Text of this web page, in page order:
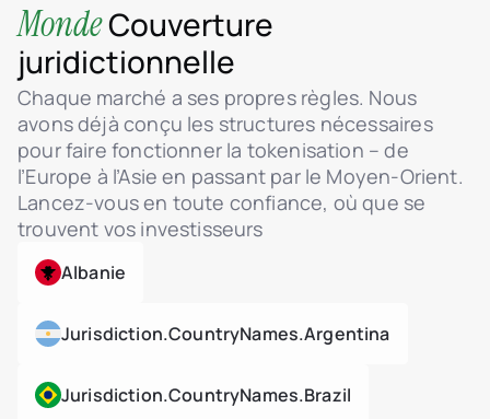
MondeCouverture
juridictionnelle
Chaque marché a ses propres règles. Nous
avons déjà conçu les structures nécessaires
pour faire fonctionner la tokenisation – de
l’Europe à l’Asie en passant par le Moyen-Orient.
Lancez-vous en toute confiance, où que se
trouvent vos investisseurs
Albanie
Jurisdiction.countryNames.argentina
Jurisdiction.countryNames.brazil